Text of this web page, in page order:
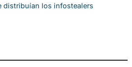
distribuían los infostealers